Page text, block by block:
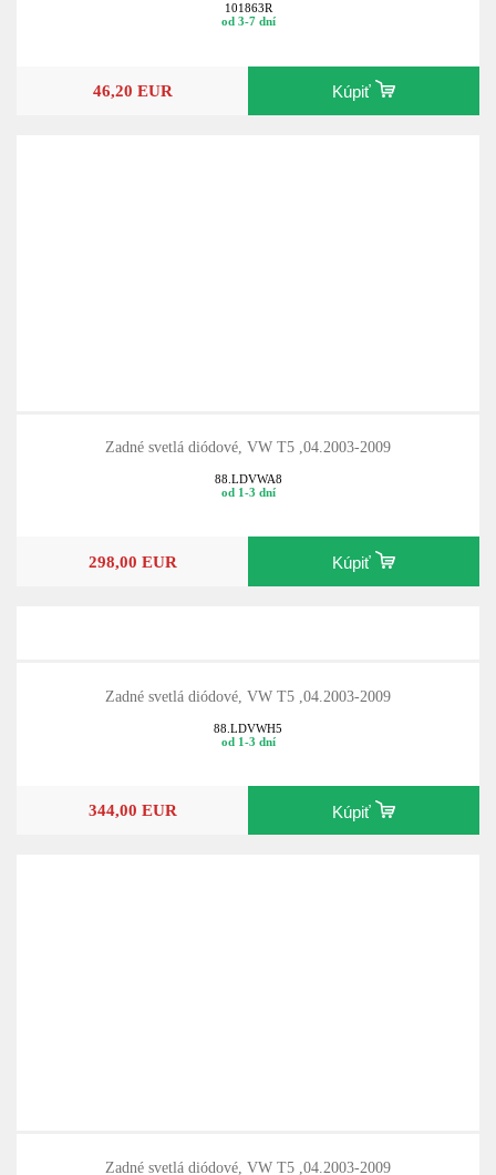
101863R
od 3-7 dní
46,20 EUR Kúpiť
Zadné svetlá diódové, VW T5 ,04.2003-2009
88.LDVWA8
od 1-3 dní
298,00 EUR Kúpiť
Zadné svetlá diódové, VW T5 ,04.2003-2009
88.LDVWH5
od 1-3 dní
344,00 EUR Kúpiť
Zadné svetlá diódové, VW T5 ,04.2003-2009